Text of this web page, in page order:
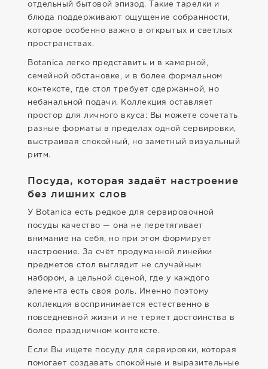
отдельный бытовой эпизод. Такие тарелки и
блюда поддерживают ощущение собранности,
которое особенно важно в открытых и светлых
пространствах.
Botanica легко представить и в камерной,
семейной обстановке, и в более формальном
контексте, где стол требует сдержанной, но
небанальной подачи. Коллекция оставляет
простор для личного вкуса: Вы можете сочетать
разные форматы в пределах одной сервировки,
выстраивая спокойный, но заметный визуальный
ритм.
Посуда, которая задаёт настроение
без лишних слов
У Botanica есть редкое для сервировочной
посуды качество — она не перетягивает
внимание на себя, но при этом формирует
настроение. За счёт продуманной линейки
предметов стол выглядит не случайным
набором, а цельной сценой, где у каждого
элемента есть своя роль. Именно поэтому
коллекция воспринимается естественно в
повседневной жизни и не теряет достоинства в
более праздничном контексте.
Если Вы ищете посуду для сервировки, которая
помогает создавать спокойные и выразительные